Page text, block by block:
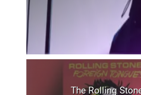
The Rolling